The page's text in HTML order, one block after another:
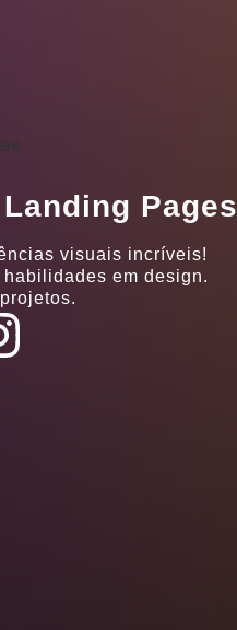
Pages
visuais incríveis!
em design.